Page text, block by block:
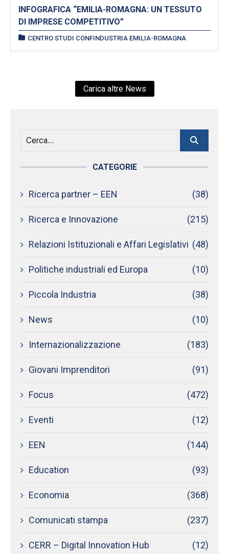
INFOGRAFICA “EMILIA-ROMAGNA: UN TESSUTO
DI IMPRESE COMPETITIVO”
CENTRO STUDI CONFINDUSTRIA EMILIA-ROMAGNA
Carica altre News
CATEGORIE
Ricerca partner – EEN (38)
Ricerca e Innovazione (215)
Relazioni Istituzionali e Affari Legislativi (48)
Politiche industriali ed Europa (10)
Piccola Industria (38)
News (10)
Internazionalizzazione (183)
Giovani Imprenditori (91)
Focus (472)
Eventi (12)
EEN (144)
Education (93)
Economia (368)
Comunicati stampa (237)
CERR – Digital Innovation Hub (12)